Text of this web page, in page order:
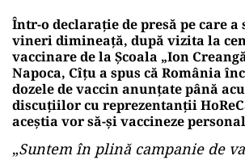
Într-o declarație de presă pe care a
vineri dimineață, după vizita la
vaccinare de la Școala „Ion
Napoca, Cîțu a spus că România
dozele de vaccin anunțate până
discuțiilor cu reprezentanții
aceștia vor să-și vaccineze
„Suntem în plină campanie de